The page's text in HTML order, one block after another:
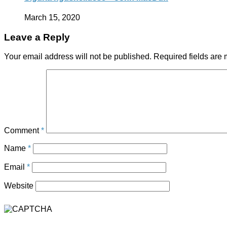
March 15, 2020
Leave a Reply
Your email address will not be published. Required fields are
Comment*
Name *
Email *
Website